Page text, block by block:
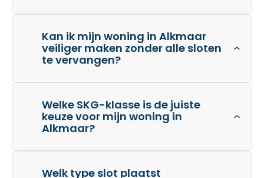
Kan ik mijn woning in Alkmaar
veiliger maken zonder alle sloten
te vervangen?
Welke SKG-klasse is de juiste
keuze voor mijn woning in
Alkmaar?
Welk type slot plaatst